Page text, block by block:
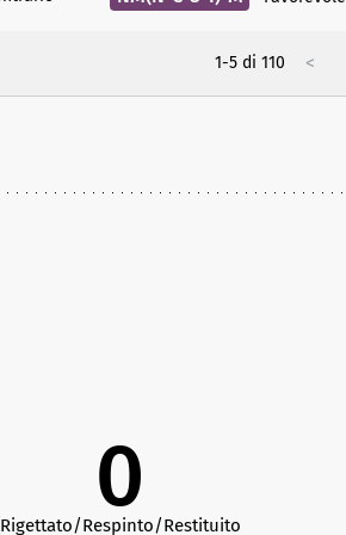
1-5 di 110 <
0
Rigettato/Respinto/Restituito